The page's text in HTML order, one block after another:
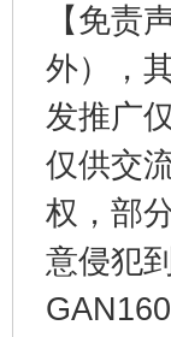
【免责
外），
发推广
仅供交
权，部
意侵犯
从幼儿